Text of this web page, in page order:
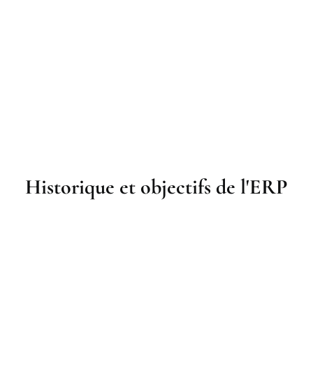
Historique et objectifs de l'ERP